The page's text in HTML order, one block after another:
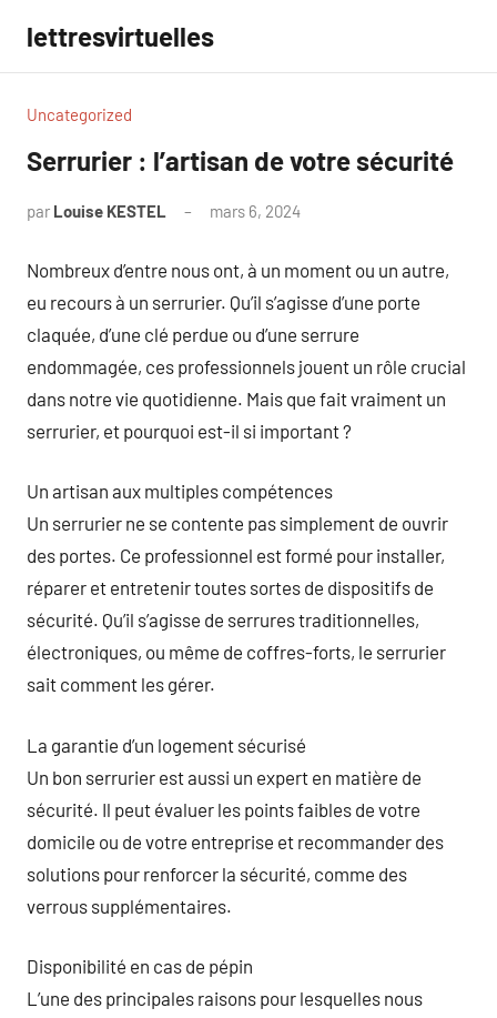
contenu
lettresvirtuelles
Uncategorized
Serrurier : l’artisan de votre sécurité
par Louise KESTEL mars 6, 2024
Nombreux d’entre nous ont, à un moment ou un autre,
eu recours à un serrurier. Qu’il s’agisse d’une porte
claquée, d’une clé perdue ou d’une serrure
endommagée, ces professionnels jouent un rôle crucial
dans notre vie quotidienne. Mais que fait vraiment un
serrurier, et pourquoi est-il si important ?
Un artisan aux multiples compétences
Un serrurier ne se contente pas simplement de ouvrir
des portes. Ce professionnel est formé pour installer,
réparer et entretenir toutes sortes de dispositifs de
sécurité. Qu’il s’agisse de serrures traditionnelles,
électroniques, ou même de coffres-forts, le serrurier
sait comment les gérer.
La garantie d’un logement sécurisé
Un bon serrurier est aussi un expert en matière de
sécurité. Il peut évaluer les points faibles de votre
domicile ou de votre entreprise et recommander des
solutions pour renforcer la sécurité, comme des
verrous supplémentaires.
Disponibilité en cas de pépin
L’une des principales raisons pour lesquelles nous